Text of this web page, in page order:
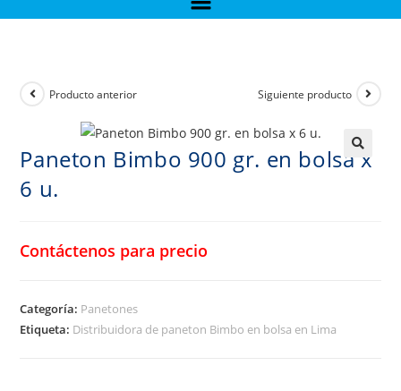
Producto anterior Siguiente producto
Paneton Bimbo 900 gr. en bolsa x
6 u.
Contáctenos para precio
Categoría: Panetones
Etiqueta: Distribuidora de paneton Bimbo en bolsa en Lima